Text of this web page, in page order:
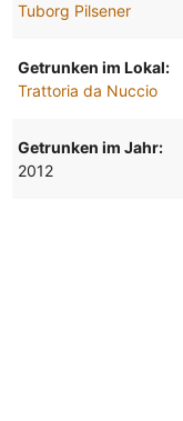
Tuborg Pilsener
Getrunken im Lokal:
Trattoria da Nuccio
Getrunken im Jahr:
2012